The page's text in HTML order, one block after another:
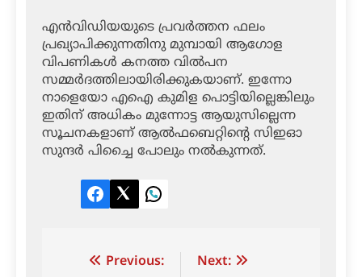
എന്‍വിഡിയയുടെ പ്രവര്‍ത്തന ഫലം
പ്രഖ്യാപിക്കുന്നതിനു മുമ്പായി ആഗോള
വിപണികള്‍ കനത്ത വില്‍പന
സമ്മര്‍ദത്തിലായിരിക്കുകയാണ്. ഇന്നോ
നാളെയോ എഐ കുമിള പൊട്ടിയില്ലെങ്കിലും
ഇതിന് അധികം മുന്നോട്ട ആയുസില്ലെന്ന
സൂചനകളാണ് ആല്‍ഫബെറ്റിന്റെ സിഇഓ
സുന്ദര്‍ പിച്ചൈ പോലും നല്‍കുന്നത്.
Facebook
TwitterLinkedIn
Post Previous: Next: